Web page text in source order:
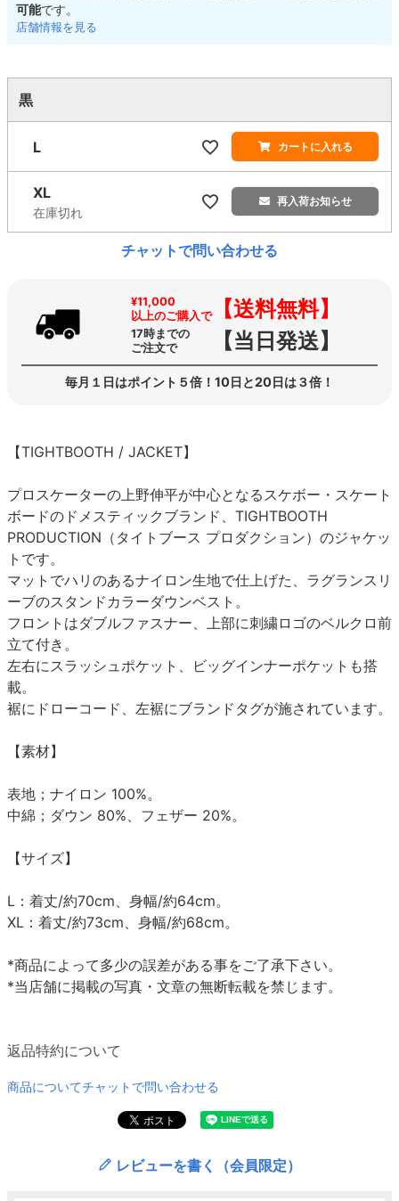
可能です。
店舗情報を見る
黒
L カートに入れる
XL
在庫切れ
再入荷お知らせ
チャットで問い合わせる
¥11,000
以上のご購入で【送料無料】
17時までの
ご注文で
【当日発送】
毎月１日はポイント５倍！10日と20日は３倍！
【TIGHTBOOTH / JACKET】
プロスケーターの上野伸平が中心となるスケボー・スケート
ボードのドメスティックブランド、TIGHTBOOTH
PRODUCTION（タイトブース プロダクション）のジャケッ
トです。
マットでハリのあるナイロン生地で仕上げた、ラグランスリ
ーブのスタンドカラーダウンベスト。
フロントはダブルファスナー、上部に刺繍ロゴのベルクロ前
立て付き。
左右にスラッシュポケット、ビッグインナーポケットも搭
載。
裾にドローコード、左裾にブランドタグが施されています。
【素材】
表地；ナイロン 100%。
中綿；ダウン 80%、フェザー 20%。
【サイズ】
L：着丈/約70cm、身幅/約64cm。
XL：着丈/約73cm、身幅/約68cm。
*商品によって多少の誤差がある事をご了承下さい。
*当店舗に掲載の写真・文章の無断転載を禁じます。
返品特約について
商品についてチャットで問い合わせる
レビューを書く（会員限定）